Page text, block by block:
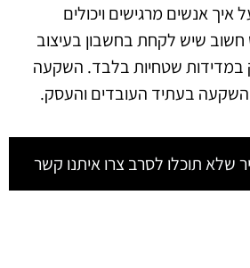
איך אנשים מרגישים ויכולים
חשוב שיש לקחת בחשבון בעיצוב
שטחיות בלבד. השקעה
בעתיד העובדים והעסק.
תוכלו לסרב צרו איתנו קשר